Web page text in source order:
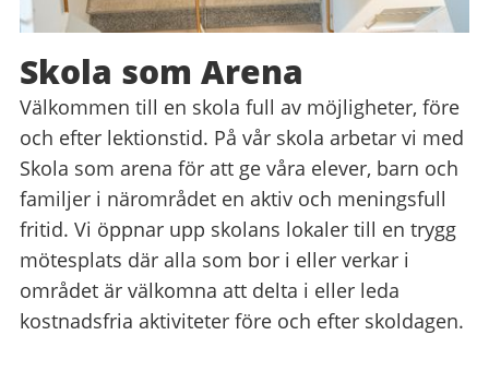
Skola som Arena
Välkommen till en skola full av möjligheter, före
och efter lektionstid. På vår skola arbetar vi med
Skola som arena för att ge våra elever, barn och
familjer i närområdet en aktiv och meningsfull
fritid. Vi öppnar upp skolans lokaler till en trygg
mötesplats där alla som bor i eller verkar i
området är välkomna att delta i eller leda
kostnadsfria aktiviteter före och efter skoldagen.